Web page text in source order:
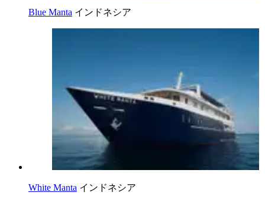
Blue Manta インドネシア
White Manta インドネシア